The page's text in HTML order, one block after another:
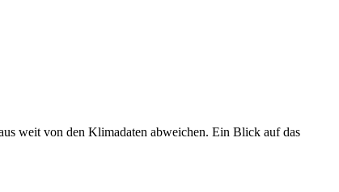
weit von den Klimadaten abweichen. Ein Blick auf das